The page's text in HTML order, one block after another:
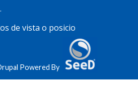
de vista o posicio
Powered By